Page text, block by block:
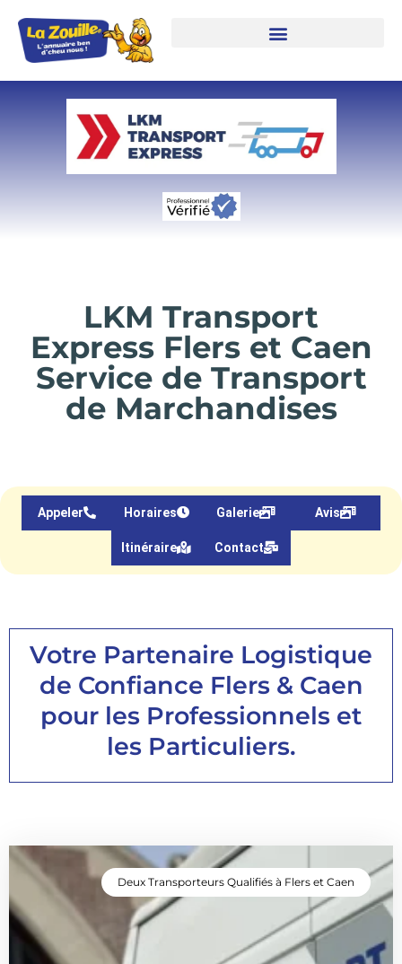
LKM Transport
Express Flers et Caen
Service de Transport
de Marchandises
Appeler Horaires Galerie Avis
Itinéraire Contact
Votre Partenaire Logistique
de Confiance Flers & Caen
pour les Professionnels et
les Particuliers.
Deux Transporteurs Qualifiés à Flers et Caen